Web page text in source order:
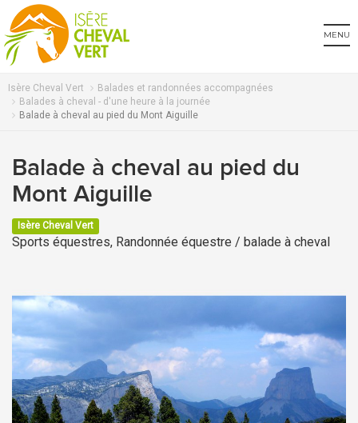
MENU
Isère Cheval Vert
Balades et randonnées accompagnées
Balades à cheval - d'une heure à la journée
Balade à cheval au pied du Mont Aiguille
Balade à cheval au pied du
Mont Aiguille
Isère Cheval Vert
Sports équestres, Randonnée équestre / balade à cheval